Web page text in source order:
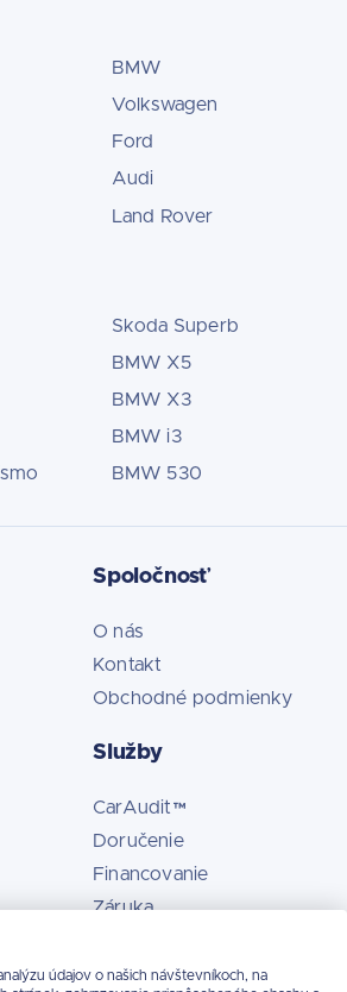
BMW
Volkswagen
Ford
Audi
Land Rover
Skoda Superb
BMW X5
BMW X3
BMW i3
BMW 530
Služby
CarAudit™
Doručenie
Financovanie
Záruka
Spoločnosť
O nás
Kontakt
Obchodné podmienky
údajov o našich návštevníkoch, na